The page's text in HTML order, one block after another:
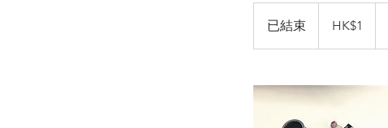
已結束
結
HK$1